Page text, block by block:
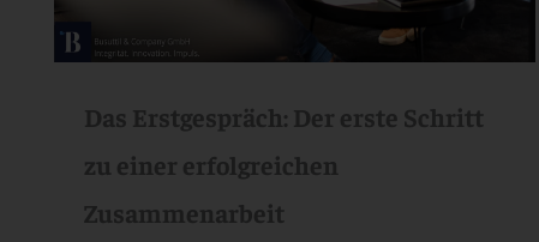
Das Erstgespräch: Der erste Schritt
zu einer erfolgreichen
Zusammenarbeit